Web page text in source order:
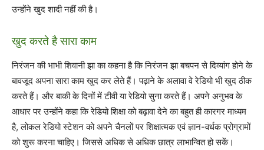
उन्होंने खुद शादी नहीं की है।
खुद करते है सारा काम
निरंजन की भाभी शिवानी झा का कहना है कि निरंजन झा बचपन से दिव्यांग होने के
बावजूद अपना सारा काम खुद कर लेते हैं। पढ़ाने के अलावा वे रेडियो भी खुद ठीक
करते हैं। और बाकी के दिनों में टीवी या रेडियो सुना करते हैं। अपने अनुभव के
आधार पर उन्होंने कहा कि रेडियो शिक्षा को बढ़ावा देने का बहुत ही कारगर माध्यम
है, लोकल रेडियो स्टेशन को अपने चैनलों पर शिक्षात्मक एवं ज्ञान-वर्धक प्रोग्रामों
को शुरू करना चाहिए। जिससे अधिक से अधिक छात्र लाभान्वित हो सकें।